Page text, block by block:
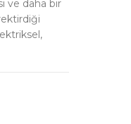
ve daha bir